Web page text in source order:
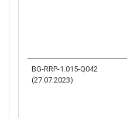
BG-RRP-1.015-Q042
(27.07.2023)